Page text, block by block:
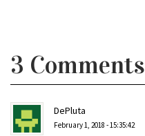
3 Comments
DePluta
February 1, 2018 - 15:35:42